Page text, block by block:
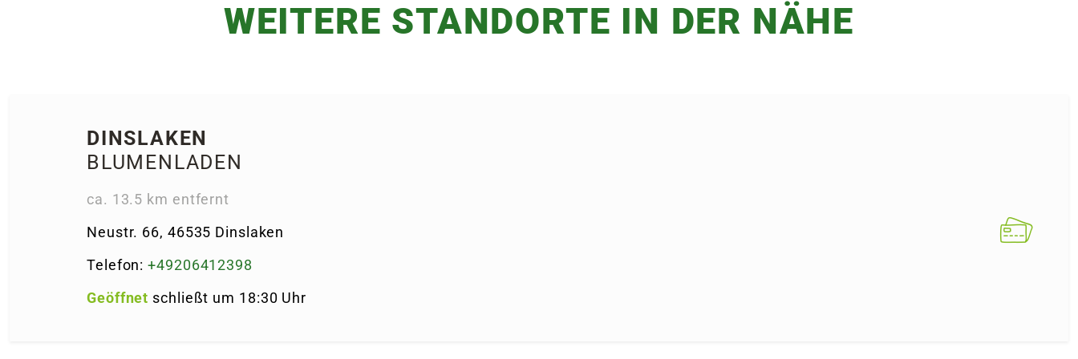
WEITERE STANDORTE IN DER NÄHE
DINS­LAKEN
BLUMENLADEN
ca. 13.5 km entfernt
Neustr. 66, 46535 Dins­laken
Telefon:+49206412398
Geöffnet schließt um 18:30 Uhr